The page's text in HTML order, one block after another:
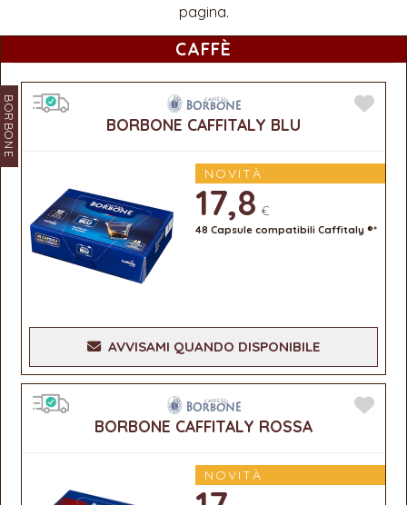
pagina.
CAFFÈ
BORBONE BORBONE CAFFITALY BLU
NOVITÀ
17,8 €
48 Capsule compatibili Caffitaly ®*
AVVISAMI QUANDO DISPONIBILE
BORBONE CAFFITALY ROSSA
NOVITÀ